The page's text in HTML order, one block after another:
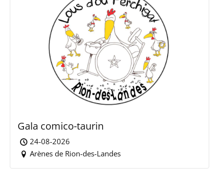
Gala comico-taurin
24-08-2026
Arènes de Rion-des-Landes